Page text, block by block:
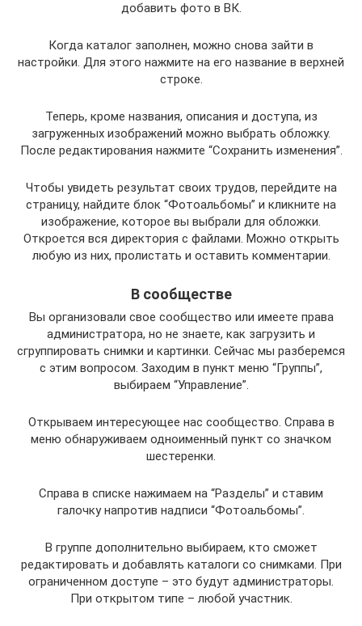
добавить фото в ВК.
Когда каталог заполнен, можно снова зайти в
настройки. Для этого нажмите на его название в верхней
строке.
Теперь, кроме названия, описания и доступа, из
загруженных изображений можно выбрать обложку.
После редактирования нажмите “Сохранить изменения”.
Чтобы увидеть результат своих трудов, перейдите на
страницу, найдите блок “Фотоальбомы” и кликните на
изображение, которое вы выбрали для обложки.
Откроется вся директория с файлами. Можно открыть
любую из них, пролистать и оставить комментарии.
В сообществе
Вы организовали свое сообщество или имеете права
администратора, но не знаете, как загрузить и
сгруппировать снимки и картинки. Сейчас мы разберемся
с этим вопросом. Заходим в пункт меню “Группы”,
выбираем “Управление”.
Открываем интересующее нас сообщество. Справа в
меню обнаруживаем одноименный пункт со значком
шестеренки.
Справа в списке нажимаем на “Разделы” и ставим
галочку напротив надписи “Фотоальбомы”.
В группе дополнительно выбираем, кто сможет
редактировать и добавлять каталоги со снимками. При
ограниченном доступе – это будут администраторы.
При открытом типе – любой участник.